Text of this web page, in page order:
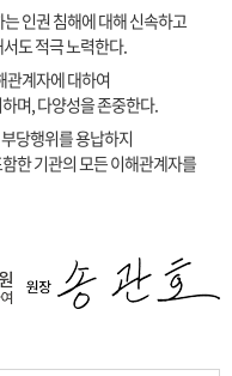
인권 침해에 대해 신속하고
도 적극 노력한다.
관계자에 대하여
며, 다양성을 존중한다.
당행위를 용납하지
한 기관의 모든 이해관계자를